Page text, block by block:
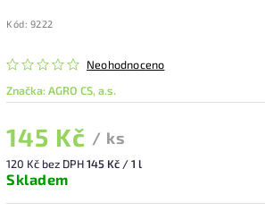
Kód: 9222
Neohodnoceno
Značka:AGRO CS, a.s.
145 Kč / ks
120 Kč bez DPH145 Kč / 1 l
Skladem